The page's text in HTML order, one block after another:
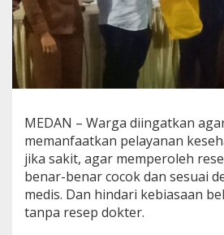
t
e
a
t
a
,
M
A
MEDAN – Warga diingatkan
memanfaatkan pelayanan
jika sakit, agar memperoleh
benar-benar cocok dan sesuai
medis. Dan hindari kebiasaan
tanpa resep dokter.